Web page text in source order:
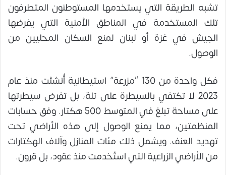
تشبه الطريقة التي يستخدمها المستوطنون المتطرفون
تلك المستخدمة في المناطق الأمنية التي يفرضها
الجيش في غزة أو لبنان لمنع السكان المحليين من
الوصول.
فكل واحدة من 130 “مزرعة” استيطانية أُنشئت منذ عام
2023 لا تكتفي بالسيطرة على تلة، بل تفرض سيطرتها
على مساحة تبلغ في المتوسط 500 هكتار. وفق حسابات
المنظمتين، مما يمنع الوصول إلى هذه الأراضي تحت
تهديد العنف. ويشمل ذلك مئات المنازل وآلاف الهكتارات
من الأراضي الزراعية التي استُخدمت منذ عقود، بل قرون.